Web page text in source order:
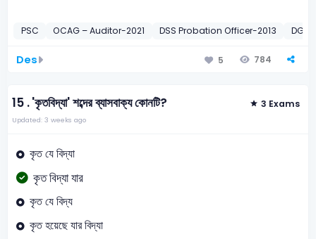
PSC OCAG – Auditor-2021 DSS Probation Officer-2013 DG
Des 5 784
15 .'কৃতবিদ্যা' শব্দের ব্যাসবাক্য কোনটি? 3 Exams
Updated: 3 weeks ago
কৃত যে বিদ্যা
কৃত বিদ্যা যার
কৃত যে বিদ্য
কৃত হয়েছে যার বিদ্যা